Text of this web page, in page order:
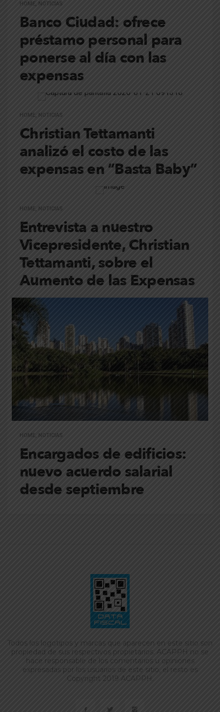
HOME, NOTICIAS
Banco Ciudad: ofrece
préstamo personal para
ponerse al día con las
expensas
HOME NOTICIAS
Christian Tettamanti
analizó el costo de las
expensas en “Basta Baby”
HOME NOTICIAS
Entrevista a nuestro
Vicepresidente, Christian
Tettamanti, sobre el
Aumento de las Expensas
HOME NOTICIAS
Encargados de edificios:
nuevo acuerdo salarial
desde septiembre
Todos los logotipos y marcas que aparecen en este sitio son
propiedad de sus respectivos propietarios. ACAPPH no se
hace responsable de los comentarios u opiniones
expresadas por los usuarios de este sitio, el resto es
Copyright 2019 ACAPPH.